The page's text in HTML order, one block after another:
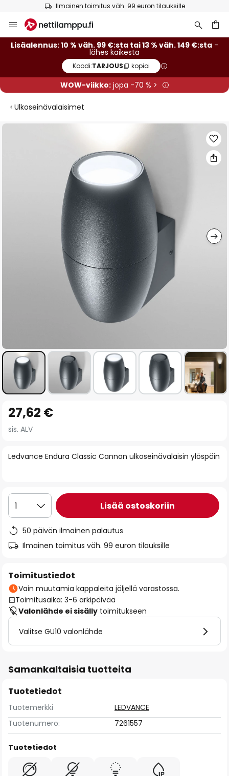
Ilmainen toimitus väh. 99 euron tilauksille
to
Content
Lisäalennus: 10 % väh. 99 €:sta tai 13 % väh. 149 €:sta -
lähes kaikesta
Koodi:TARJOUS kopioi
WOW-viikko:jopa -70 % >
Ulkoseinävalaisimet
Skip
to
the
of
gallery
Ledvance Endura Classic Cannon ulkoseinävalaisin ylöspäin
27,62 €
sis. ALV
1 Lisää ostoskoriin
50 päivän ilmainen palautus
Ilmainen toimitus väh. 99 euron tilauksille
Toimitustiedot
Vain muutamia kappaleita jäljellä varastossa.
Toimitusaika: 3-6 arkipäivää
Valonlähde ei sisälly toimitukseen
Valitse GU10 valonlähde
Samankaltaisia tuotteita
Tuotetiedot
Tuotemerkki
LEDVANCE
Tuotenumero:
7261557
Tuotetiedot